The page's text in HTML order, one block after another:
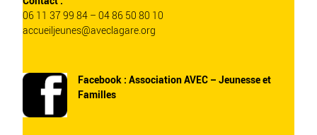
06 11 37 99 84 – 04 86 50 80 10
accueiljeunes@aveclagare.org
Facebook : Association AVEC – Jeunesse et
Familles